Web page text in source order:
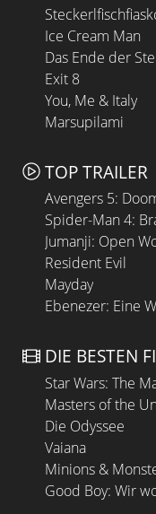
Ice Cream Man
Das Ende der
Exit 8
You, Me & Italy
Marsupilami
TOP TRAILER
Avengers 5:
Spider-Man 4:
Jumanji: Open
Resident Evil
Mayday
Ebenezer: Eine
DIE BESTEN
Star Wars: The
Masters of the
Die Odyssee
Vaiana
Minions &
Good Boy: Wir